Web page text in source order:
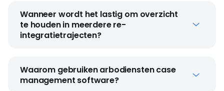
Wanneer wordt het lastig om overzicht
te houden in meerdere re-
integratietrajecten?
Waarom gebruiken arbodiensten case
management software?